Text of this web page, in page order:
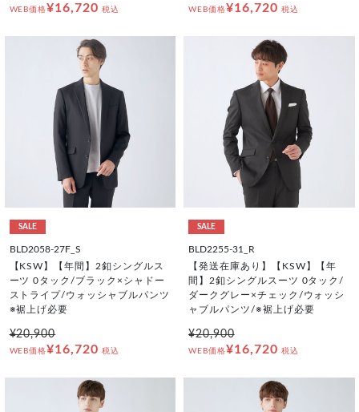
WEB価格¥16,720 税込 WEB価格¥16,720 税込
SALE
BLD2058-27F_S
【KSW】【年間】2釦シングルス
ーツ 0タック/ブラック×シャドー
ストライプ/ウォッシャブルパンツ
※裾上げ必要
¥20,900
WEB価格¥16,720 税込
SALE
BLD2255-31_R
【発送在庫あり】【KSW】【年
間】2釦シングルスーツ 0タック/
ダークグレー×チェック/ウォッシ
ャブルパンツ/※裾上げ必要
¥20,900
WEB価格¥16,720 税込